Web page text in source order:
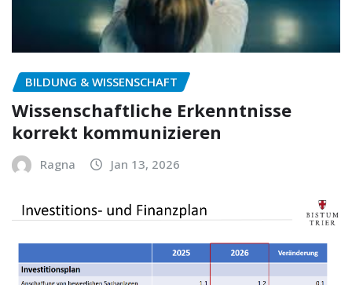
BILDUNG & WISSENSCHAFT
Wissenschaftliche Erkenntnisse
korrekt kommunizieren
Ragna Jan 13, 2026